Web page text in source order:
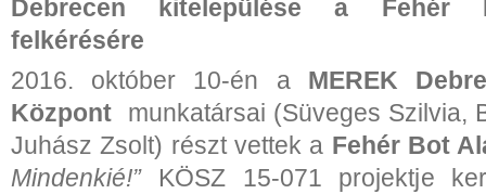
Debrecen kitelepülése a Fehér
felkérésére
2016. október 10-én a MEREK
Központ munkatársai (Süveges Szilvia,
Juhász Zsolt) részt vettek a Fehér Bot
Mindenkié!”KÖSZ 15-071 projektje